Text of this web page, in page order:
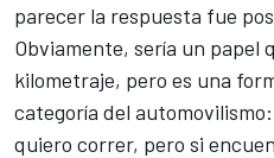
parecer la respuesta fue
Obviamente, sería un papel
kilometraje, pero es una
categoría del
quiero correr, pero si